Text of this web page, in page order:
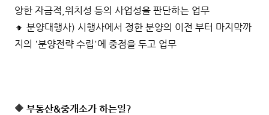
양한 자금적,위치성 등의 사업성을 판단하는 업무
🔸 분양대행사) 시행사에서 정한 분양의 이전 부터 마지막까
지의 '분양전략 수립'에 중점을 두고 업무
🔶 부동산&중개소가 하는일?